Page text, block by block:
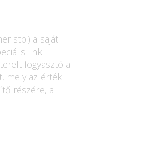
stb.) a saját
link
fogyasztó a
mely az érték
részére, a